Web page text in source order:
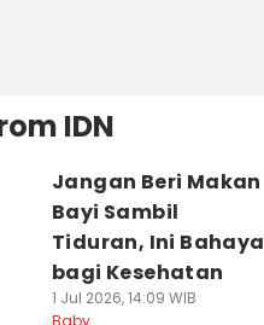
IDN
Jangan Beri Makan
Bayi Sambil
Tiduran, Ini Bahaya
bagi Kesehatan
1 Jul 2026, 14:09 WIB
Baby